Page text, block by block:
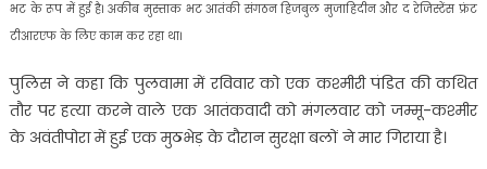
भट के रूप में हुई है। अकीब मुस्ताक भट आतंकी संगठन हिजबुल मुजाहिदीन और द रेजिस्टेंस फ्रंट
टीआरएफ के लिए काम कर रहा था।
पुलिस ने कहा कि पुलवामा में रविवार को एक कश्मीरी पंडित की कथित
तौर पर हत्या करने वाले एक आतंकवादी को मंगलवार को जम्मू-कश्मीर
के अवंतीपोरा में हुई एक मुठभेड़ के दौरान सुरक्षा बलों ने मार गिराया है।